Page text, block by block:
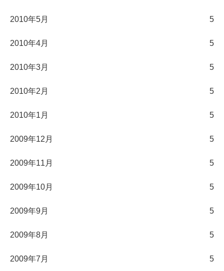
2010年5月 5
2010年4月 5
2010年3月 5
2010年2月 5
2010年1月 5
2009年12月 5
2009年11月 5
2009年10月 5
2009年9月 5
2009年8月 5
2009年7月 5